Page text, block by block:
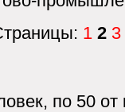
1 2 3
по 50